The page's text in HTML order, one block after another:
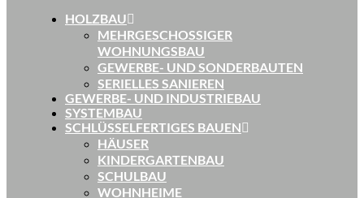
HOLZBAU
MEHRGESCHOSSIGER
WOHNUNGSBAU
GEWERBE- UND SONDERBAUTEN
SERIELLES SANIEREN
GEWERBE- UND INDUSTRIEBAU
SYSTEMBAU
SCHLÜSSELFERTIGES BAUEN
HÄUSER
KINDERGARTENBAU
SCHULBAU
WOHNHEIME